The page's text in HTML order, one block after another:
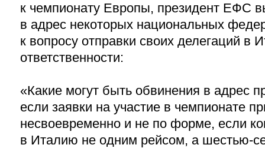
к чемпионату Европы, президент ЕФС
в адрес некоторых национальных
к вопросу отправки своих делегаций в
ответственности:
«Какие могут быть обвинения в адрес
если заявки на участие в чемпионате
несвоевременно и не по форме, если
в Италию не одним рейсом, а шестью-